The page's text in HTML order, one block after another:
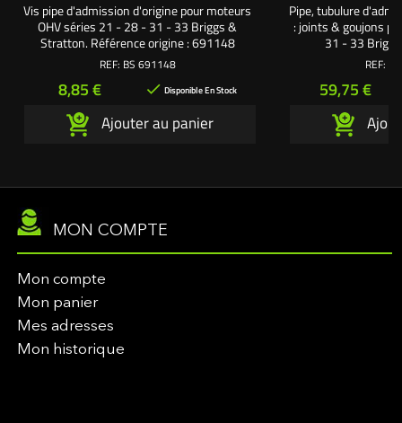
Vis pipe d'admission d'origine pour moteurs
OHV séries 21 - 28 - 31 - 33 Briggs &
Stratton. Référence origine : 691148
REF: BS 691148
Prix
8,85 €  Disponible En Stock
Ajouter au panier
Pipe, tubulure
: joints & goujons
31 - 33
REF:
Prix
59,75 €
MON COMPTE
Mon compte
Mon panier
Mes adresses
Mon historique